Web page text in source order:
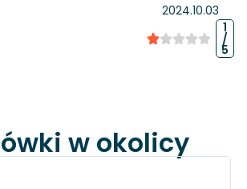
2024.10.03
1
/
5
w okolicy